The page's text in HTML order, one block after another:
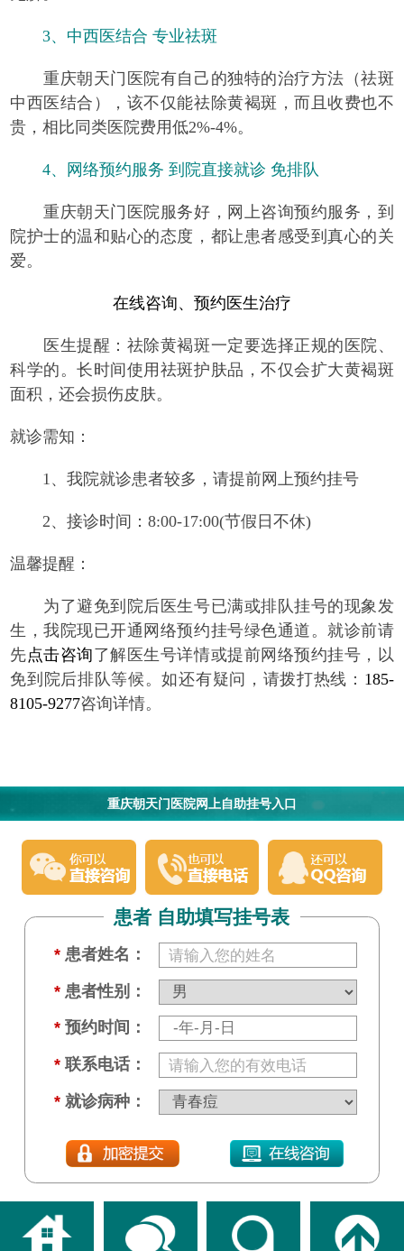
3、中西医结合 专业祛斑
重庆朝天门医院有自己的独特的治疗方法（祛斑
中西医结合），该不仅能祛除黄褐斑，而且收费也不
贵，相比同类医院费用低2%-4%。
4、网络预约服务 到院直接就诊 免排队
重庆朝天门医院服务好，网上咨询预约服务，到
院护士的温和贴心的态度，都让患者感受到真心的关
爱。
在线咨询、预约医生治疗
医生提醒： 祛除黄褐斑一定要选择正规的医院、
科学的。长时间使用祛斑护肤品，不仅会扩大黄褐斑
面积，还会损伤皮肤。
就诊需知：
1、我院就诊患者较多，请提前网上预约挂号
2、接诊时间：8:00-17:00(节假日不休)
温馨提醒：
为了避免到院后医生号已满或排队挂号的现象发
生，我院现已开通网络预约挂号绿色通道。就诊前请
先点击咨询了解医生号详情或提前网络预约挂号，以
免到院后排队等候。如还有疑问，请拨打热线： 185-
8105-9277咨询详情。
重庆朝天门医院网上自助挂号入口
患者 自助填写挂号表
* 患者姓名：
* 患者性别：
* 预约时间：
* 联系电话：
* 就诊病种：